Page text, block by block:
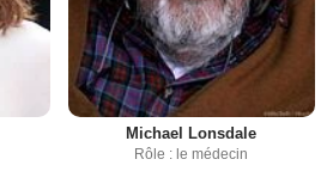
Michael Lonsdale
Rôle : le médecin